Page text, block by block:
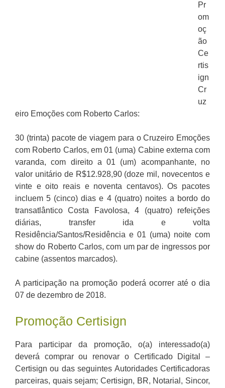
Pr
om
oç
ão
Ce
rtis
ign
Cr
uz
eiro Emoções com Roberto Carlos:
30 (trinta) pacote de viagem para o Cruzeiro Emoções
com Roberto Carlos, em 01 (uma) Cabine externa com
varanda, com direito a 01 (um) acompanhante, no
valor unitário de R$12.928,90 (doze mil, novecentos e
vinte e oito reais e noventa centavos). Os pacotes
incluem 5 (cinco) dias e 4 (quatro) noites a bordo do
transatlântico Costa Favolosa, 4 (quatro) refeições
diárias, transfer ida e volta
Residência/Santos/Residência e 01 (uma) noite com
show do Roberto Carlos, com um par de ingressos por
cabine (assentos marcados).
A participação na promoção poderá ocorrer até o dia
07 de dezembro de 2018.
Promoção Certisign
Para participar da promoção, o(a) interessado(a)
deverá comprar ou renovar o Certificado Digital –
Certisign ou das seguintes Autoridades Certificadoras
parceiras, quais sejam; Certisign, BR, Notarial, Sincor,